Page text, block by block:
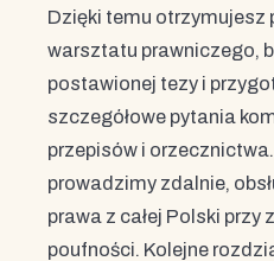
Dzięki temu otrzymujesz
warsztatu prawniczego,
postawionej tezy i
szczegółowe pytania
przepisów i orzecznictwa.
prowadzimy zdalnie,
prawa z całej Polski przy
poufności. Kolejne